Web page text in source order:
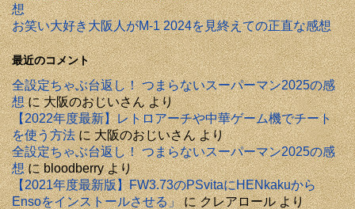
想
お笑い大好き大阪人がM-1 2024を見終えての正直な感想
最近のコメント
全設定ちゃぶ台返し！ つまらないスーパーマン2025の感
想に大阪のおじいさんより
【2022年度最新】レトロアーチや中華ゲーム機でチート
を使う方法に大阪のおじいさんより
全設定ちゃぶ台返し！ つまらないスーパーマン2025の感
想にbloodberryより
【2021年度最新版】FW3.73のPSvitaにHENkakuから
Ensoをインストールさせる」にクレアロールより